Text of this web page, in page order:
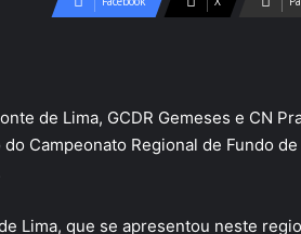
de Lima, GCDR Gemeses e CN
Campeonato Regional de Fundo
Lima, que se apresentou neste